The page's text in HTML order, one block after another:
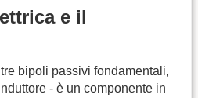
e il
bipoli passivi fondamentali,
- è un componente in